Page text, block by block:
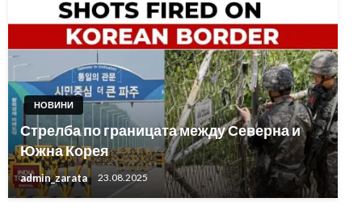
НОВИНИ
Стрелба по границата между Северна и
Южна Корея
admin_zarata 23.08.2025